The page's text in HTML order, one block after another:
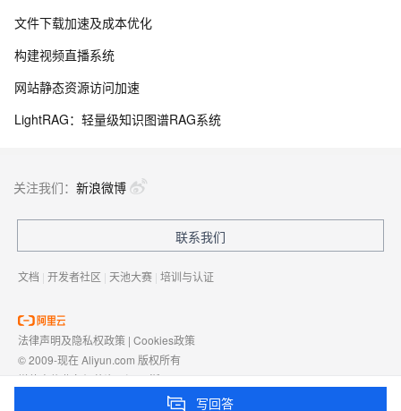
文件下载加速及成本优化
构建视频直播系统
网站静态资源访问加速
LightRAG：轻量级知识图谱RAG系统
写回答
关注我们： 新浪微博
联系我们
文档 | 开发者社区 | 天池大赛 | 培训与认证
法律声明及隐私权政策 | Cookies政策
© 2009-现在 Aliyun.com 版权所有
增值电信业务经营许可证： 浙B2-20080101
浙D3-20210002